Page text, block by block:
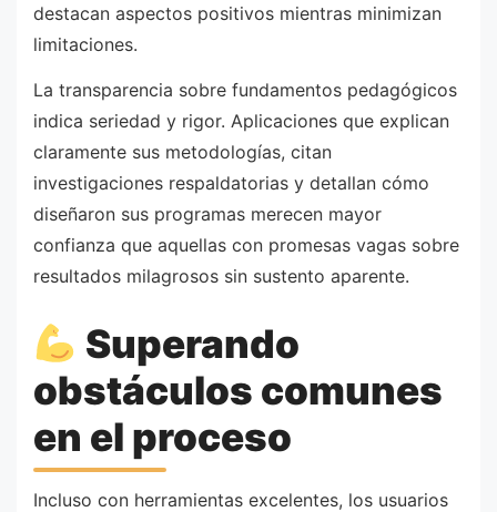
destacan aspectos positivos mientras minimizan
limitaciones.
La transparencia sobre fundamentos pedagógicos
indica seriedad y rigor. Aplicaciones que explican
claramente sus metodologías, citan
investigaciones respaldatorias y detallan cómo
diseñaron sus programas merecen mayor
confianza que aquellas con promesas vagas sobre
resultados milagrosos sin sustento aparente.
Superando
obstáculos comunes
en el proceso
Incluso con herramientas excelentes, los usuarios